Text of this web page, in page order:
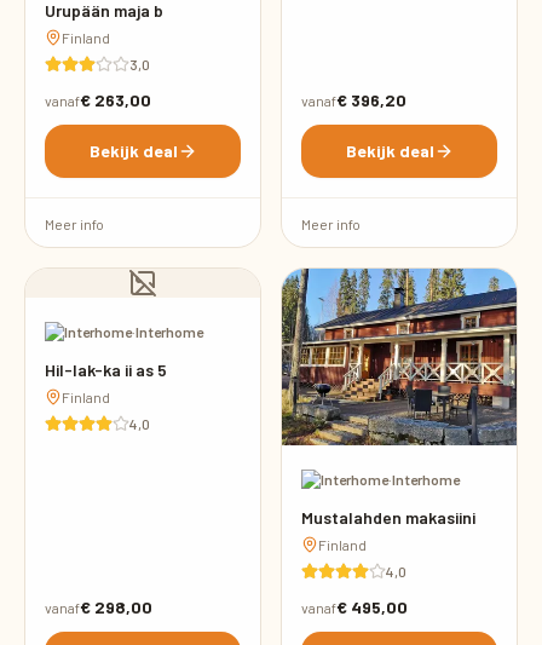
Urupään maja b
Finland
3,0
vanaf€ 263,00
Bekijk deal
Meer info
vanaf€ 396,20
Bekijk deal
Meer info
·Interhome
Hil-lak-ka ii as 5
Finland
4,0
vanaf€ 298,00
·Interhome
Mustalahden makasiini
Finland
4,0
vanaf€ 495,00